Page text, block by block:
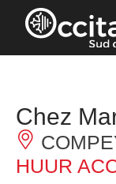
Cookies beheer
Chez
HUUR